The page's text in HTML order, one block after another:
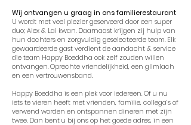
Wij ontvangen u graag in ons familierestaurant
U wordt met veel plezier geserveerd door een super
duo; Alex & Lai kwan. Daarnaast krijgen zij hulp van
hun dochters en zorgvuldig geselecteerde team. Elk
gewaardeerde gast verdient de aandacht & service
die team Happy Boeddha ook zelf zouden willen
ontvangen. Oprechte vriendelijkheid, een glimlach
en een vertrouwensband.
Happy Boeddha is een plek voor iedereen. Of u nu
iets te vieren heeft met vrienden, familie, collega’s of
verwend worden en ontspannen dineren met zijn
twee. Dan bent u bij ons op het goede adres, in een